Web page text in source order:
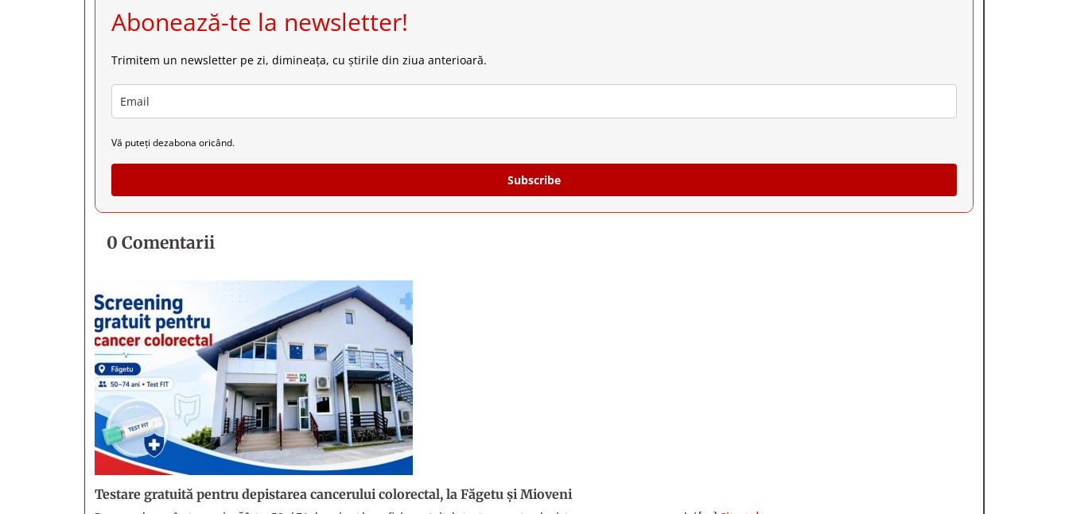
Abonează-te la newsletter!
Trimitem un newsletter pe zi, dimineața, cu știrile din ziua anterioară.
Vă puteți dezabona oricând.
Subscribe
0 Comentarii
Testare gratuită pentru depistarea cancerului colorectal, la Făgetu și Mioveni